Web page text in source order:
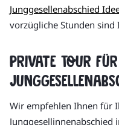
Junggesellenabschied
vorzügliche Stunden sind
Private Tour
Wir empfehlen Ihnen für
Junggesellinnenabschied